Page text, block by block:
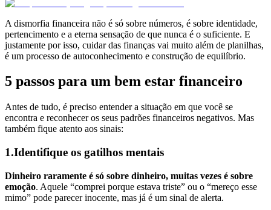
A dismorfia financeira não é só sobre números, é sobre identidade,
pertencimento e a eterna sensação de que nunca é o suficiente. E
justamente por isso, cuidar das finanças vai muito além de planilhas,
é um processo de autoconhecimento e construção de equilíbrio.
5 passos para um bem estar financeiro
Antes de tudo, é preciso entender a situação em que você se
encontra e reconhecer os seus padrões financeiros negativos. Mas
também fique atento aos sinais:
1.Identifique os gatilhos mentais
Dinheiro raramente é só sobre dinheiro, muitas vezes é sobre
emoção. Aquele “comprei porque estava triste” ou o “mereço esse
mimo” pode parecer inocente, mas já é um sinal de alerta.